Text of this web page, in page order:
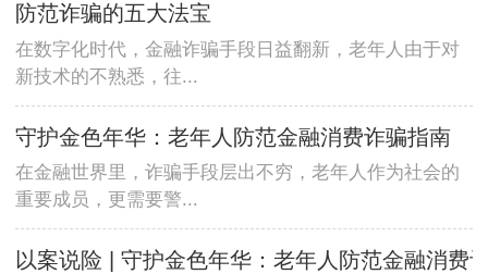
防范诈骗的五大法宝
在数字化时代，金融诈骗手段日益翻新，老年人由于对
新技术的不熟悉，往...
守护金色年华：老年人防范金融消费诈骗指南
在金融世界里，诈骗手段层出不穷，老年人作为社会的
重要成员，更需要警...
以案说险 | 守护金色年华：老年人防范金融消费